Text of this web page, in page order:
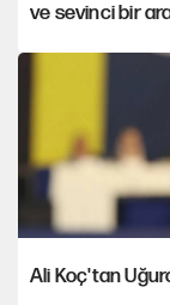
ve sevinci bir
Ali Koç'tan